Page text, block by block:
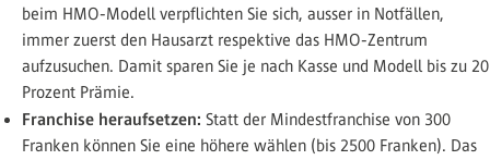
beim HMO-Modell verpflichten Sie sich, ausser in Notfällen,
immer zuerst den Hausarzt respektive das HMO-Zentrum
aufzusuchen. Damit sparen Sie je nach Kasse und Modell bis zu 20
Prozent Prämie.
Franchise heraufsetzen: Statt der Mindestfranchise von 300
Franken können Sie eine höhere wählen (bis 2500 Franken). Das